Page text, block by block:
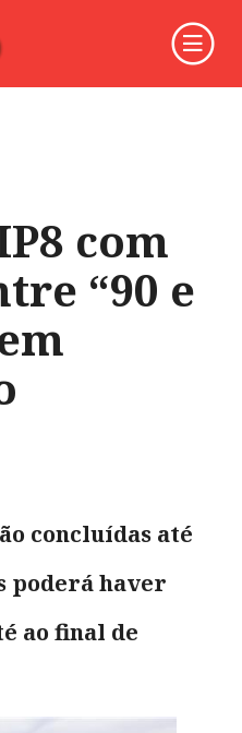
com
“90 e
concluídas até
poderá haver
ao final de